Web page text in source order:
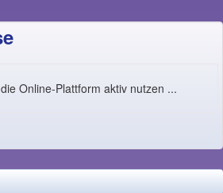
Online-Plattform aktiv nutzen ...